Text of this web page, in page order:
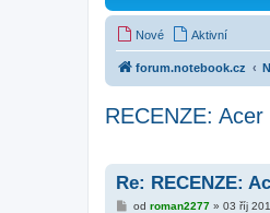
Nové Aktivní
forum.notebook.cz
RECENZE:
Re: RECENZE:
Pod roman2277» 03 říj